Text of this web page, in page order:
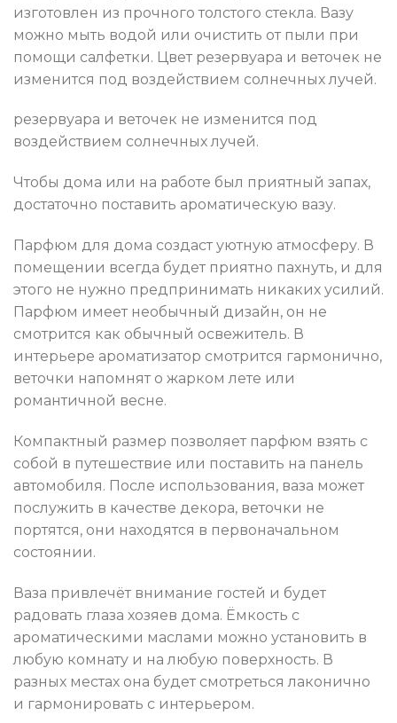
изготовлен из прочного толстого стекла. Вазу
можно мыть водой или очистить от пыли при
помощи салфетки. Цвет резервуара и веточек не
изменится под воздействием солнечных лучей.
резервуара и веточек не изменится под
воздействием солнечных лучей.
Чтобы дома или на работе был приятный запах,
достаточно поставить ароматическую вазу.
Парфюм для дома создаст уютную атмосферу. В
помещении всегда будет приятно пахнуть, и для
этого не нужно предпринимать никаких усилий.
Парфюм имеет необычный дизайн, он не
смотрится как обычный освежитель. В
интерьере ароматизатор смотрится гармонично,
веточки напомнят о жарком лете или
романтичной весне.
Компактный размер позволяет парфюм взять с
собой в путешествие или поставить на панель
автомобиля. После использования, ваза может
послужить в качестве декора, веточки не
портятся, они находятся в первоначальном
состоянии.
Ваза привлечёт внимание гостей и будет
радовать глаза хозяев дома. Ёмкость с
ароматическими маслами можно установить в
любую комнату и на любую поверхность. В
разных местах она будет смотреться лаконично
и гармонировать с интерьером.